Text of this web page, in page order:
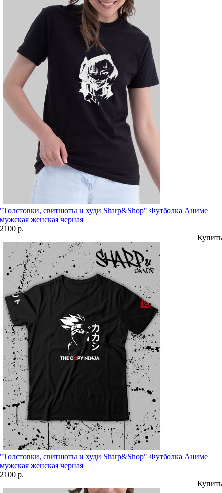
"Толстовки, свитшоты и худи Sharp&Shop" Футболка Аниме
мужская женская черная
2100 р.
Купить
"Толстовки, свитшоты и худи Sharp&Shop" Футболка Аниме
мужская женская черная
2100 р.
Купить